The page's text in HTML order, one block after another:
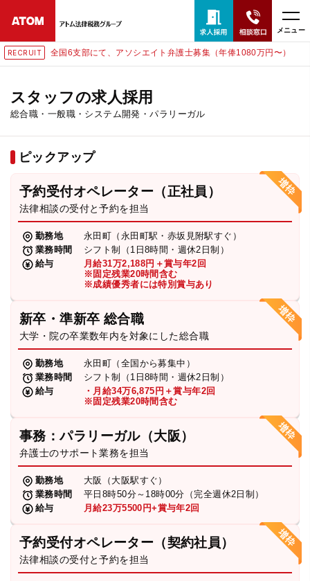
メニュー
6支部にて、アソシエイト弁護士募集（年俸1080万円〜） RECRUIT
スタッフの求人採用
総合職・一般職・システム開発・パラリーガル
ピックアップ
予約受付オペレーター（正社員）
法律相談の受付と予約を担当
勤務地
永田町（永田町駅・赤坂見附駅すぐ）
業務時間
シフト制（1日8時間・週休2日制）
給与
月給31万2,188円＋賞与年2回
※固定残業20時間含む
※成績優秀者には特別賞与あり
新卒・準新卒 総合職
大学・院の卒業数年内を対象にした総合職
勤務地
永田町（全国から募集中）
業務時間
シフト制（1日8時間・週休2日制）
給与
・月給34万6,875円＋賞与年2回
※固定残業20時間含む
事務：パラリーガル（大阪）
弁護士のサポート業務を担当
勤務地
大阪（大阪駅すぐ）
業務時間
平日8時50分～18時00分（完全週休2日制）
給与
月給23万5500円+賞与年2回
予約受付オペレーター（契約社員）
法律相談の受付と予約を担当
24時間365日全国対応
無料相談窓口はこちら
ホーム
取扱分野
解決実績
弁護士・税理士
費用
求人採用
お知らせ
特設サイト